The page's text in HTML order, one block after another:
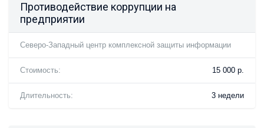
Противодействие коррупции на
предприятии
Северо-Западный центр комплексной защиты информации
Стоимость: 15 000 р.
Длительность: 3 недели